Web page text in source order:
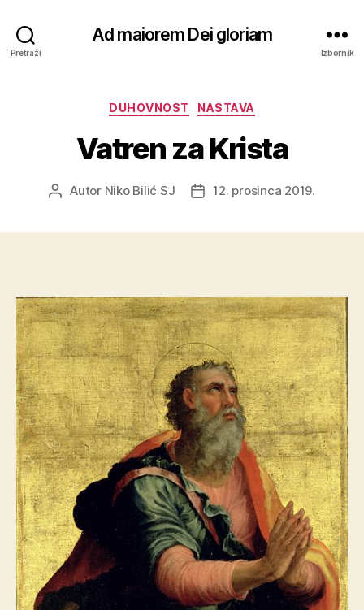
Pretraži
Ad maiorem Dei gloriam
Izbornik
Kategorije
DUHOVNOST NASTAVA
Vatren za Krista
AutorAutor Niko Bilić SJ
Datum
12. prosinca 2019.